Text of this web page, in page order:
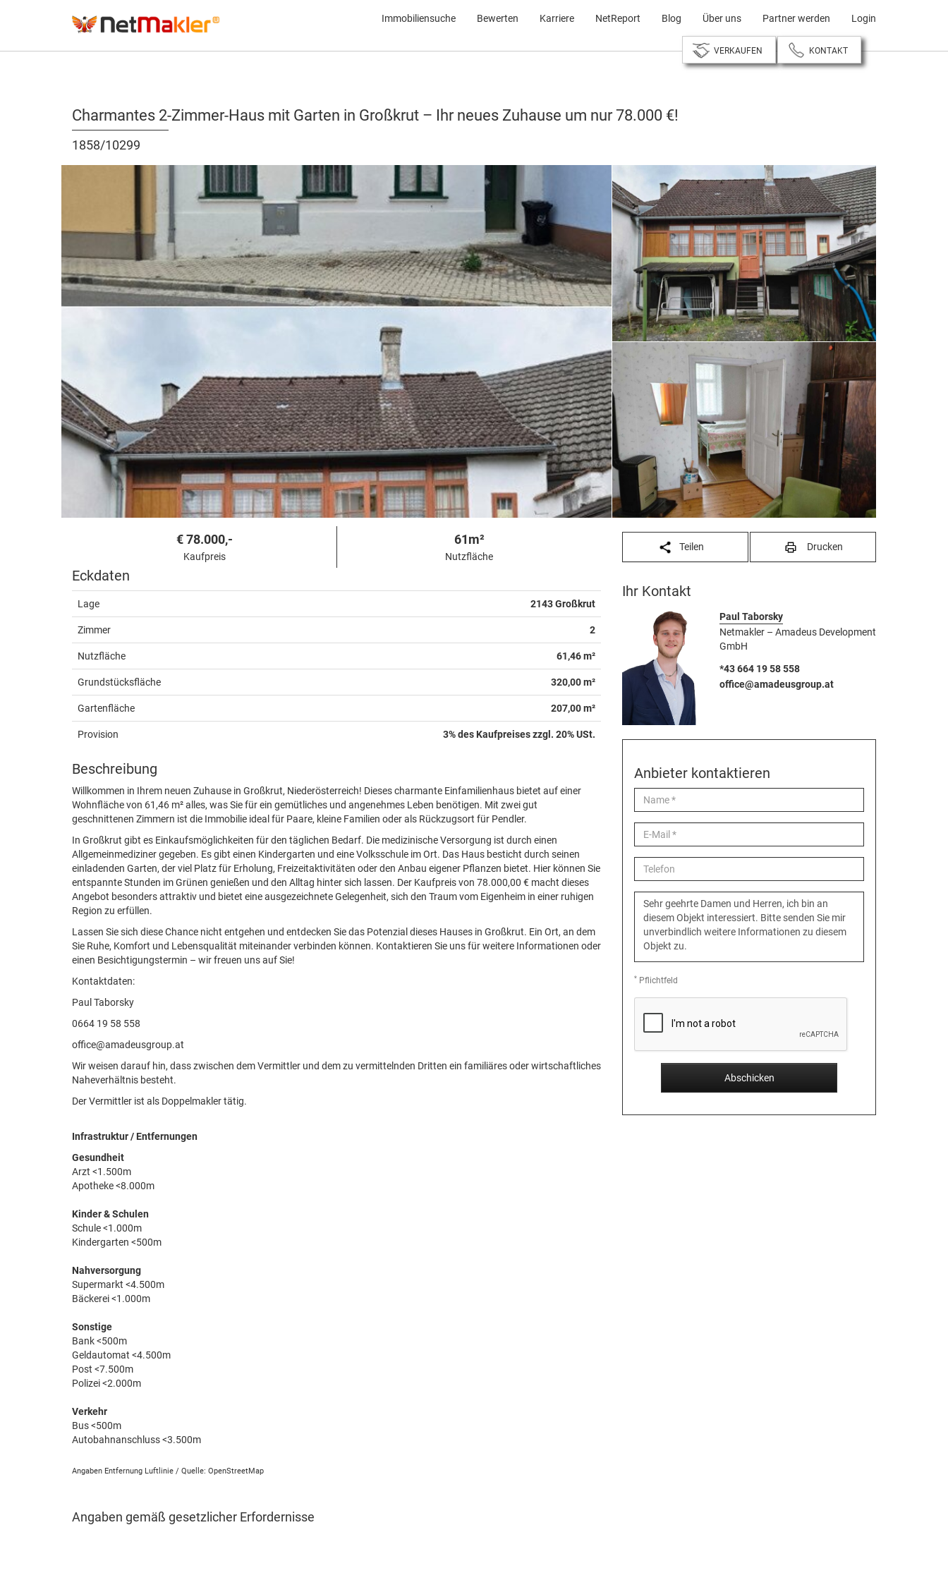
Immobiliensuche Bewerten Karriere NetReport Blog Über uns Partner werden Login
VERKAUFEN KONTAKT
Charmantes 2-Zimmer-Haus mit Garten in Großkrut – Ihr neues Zuhause um nur 78.000 €!
1858/10299
€ 78.000,-
Kaufpreis
61m²
Nutzfläche
Eckdaten
Lage 2143 Großkrut
Zimmer 2
Nutzfläche 61,46 m²
Grundstücksfläche 320,00 m²
Gartenfläche 207,00 m²
Provision 3% des Kaufpreises zzgl. 20% USt.
Beschreibung
Willkommen in Ihrem neuen Zuhause in Großkrut, Niederösterreich! Dieses charmante Einfamilienhaus bietet auf einer
Wohnfläche von 61,46 m² alles, was Sie für ein gemütliches und angenehmes Leben benötigen. Mit zwei gut
geschnittenen Zimmern ist die Immobilie ideal für Paare, kleine Familien oder als Rückzugsort für Pendler.
In Großkrut gibt es Einkaufsmöglichkeiten für den täglichen Bedarf. Die medizinische Versorgung ist durch einen
Allgemeinmediziner gegeben. Es gibt einen Kindergarten und eine Volksschule im Ort. Das Haus besticht durch seinen
einladenden Garten, der viel Platz für Erholung, Freizeitaktivitäten oder den Anbau eigener Pflanzen bietet. Hier können Sie
entspannte Stunden im Grünen genießen und den Alltag hinter sich lassen. Der Kaufpreis von 78.000,00 € macht dieses
Angebot besonders attraktiv und bietet eine ausgezeichnete Gelegenheit, sich den Traum vom Eigenheim in einer ruhigen
Region zu erfüllen.
Lassen Sie sich diese Chance nicht entgehen und entdecken Sie das Potenzial dieses Hauses in Großkrut. Ein Ort, an dem
Sie Ruhe, Komfort und Lebensqualität miteinander verbinden können. Kontaktieren Sie uns für weitere Informationen oder
einen Besichtigungstermin – wir freuen uns auf Sie!
Kontaktdaten:
Paul Taborsky
0664 19 58 558
office@amadeusgroup.at
Wir weisen darauf hin, dass zwischen dem Vermittler und dem zu vermittelnden Dritten ein familiäres oder wirtschaftliches
Naheverhältnis besteht.
Der Vermittler ist als Doppelmakler tätig.
Infrastruktur / Entfernungen
Gesundheit
Arzt <1.500m
Apotheke <8.000m
Kinder & Schulen
Schule <1.000m
Kindergarten <500m
Nahversorgung
Supermarkt <4.500m
Bäckerei <1.000m
Sonstige
Bank <500m
Geldautomat <4.500m
Post <7.500m
Polizei <2.000m
Verkehr
Bus <500m
Autobahnanschluss <3.500m
Angaben Entfernung Luftlinie / Quelle: OpenStreetMap
Angaben gemäß gesetzlicher Erfordernisse
Teilen Drucken
Ihr Kontakt
Paul Taborsky
Netmakler – Amadeus Development
GmbH
*43 664 19 58 558
office@amadeusgroup.at
Anbieter kontaktieren
Name
Mail
Telefon
Nachricht
* Pflichtfeld
Abschicken